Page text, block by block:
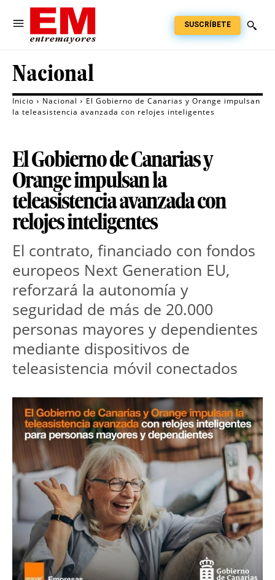
SUSCRÍBETE
Nacional
Inicio Nacional
El Gobierno de Canarias y Orange impulsan
la teleasistencia avanzada con relojes inteligentes
El Gobierno de Canarias y
Orange impulsan la
teleasistencia avanzada con
relojes inteligentes
El contrato, financiado con fondos
europeos Next Generation EU,
reforzará la autonomía y
seguridad de más de 20.000
personas mayores y dependientes
mediante dispositivos de
teleasistencia móvil conectados